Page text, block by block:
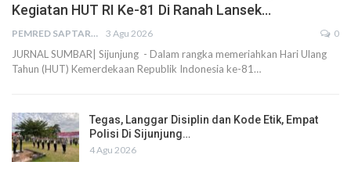
Kegiatan HUT RI Ke-81 Di Ranah Lansek…
PEMRED SAPTARIUS 3 Agu 2026 0
JURNAL SUMBAR| Sijunjung - Dalam rangka memeriahkan Hari Ulang
Tahun (HUT) Kemerdekaan Republik Indonesia ke-81…
Tegas, Langgar Disiplin dan Kode Etik, Empat
Polisi Di Sijunjung…
4 Agu 2026